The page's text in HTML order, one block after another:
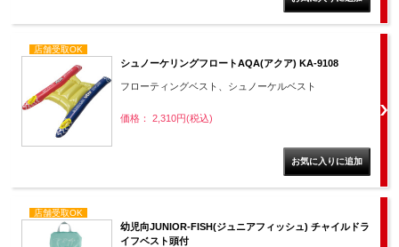
店舗受取OK
シュノーケリングフロートAQA(アクア) KA-9108
フローティングベスト、シュノーケルベスト
価格： 2,310円(税込)
店舗受取OK
幼児向JUNIOR-FISH(ジュニアフィッシュ) チャイルドラ
イフベスト頭付